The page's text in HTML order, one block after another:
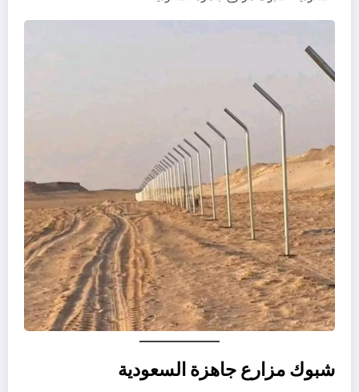
شبوك مزارع جاهزة السعودية